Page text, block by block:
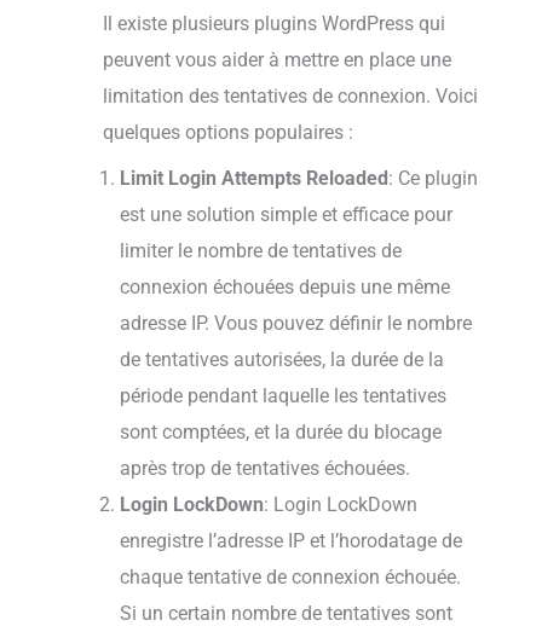
Il existe plusieurs plugins WordPress qui
peuvent vous aider à mettre en place une
limitation des tentatives de connexion. Voici
quelques options populaires :
Limit Login Attempts Reloaded: Ce plugin
est une solution simple et efficace pour
limiter le nombre de tentatives de
connexion échouées depuis une même
adresse IP. Vous pouvez définir le nombre
de tentatives autorisées, la durée de la
période pendant laquelle les tentatives
sont comptées, et la durée du blocage
après trop de tentatives échouées.
Login LockDown: Login LockDown
enregistre l’adresse IP et l’horodatage de
chaque tentative de connexion échouée.
Si un certain nombre de tentatives sont